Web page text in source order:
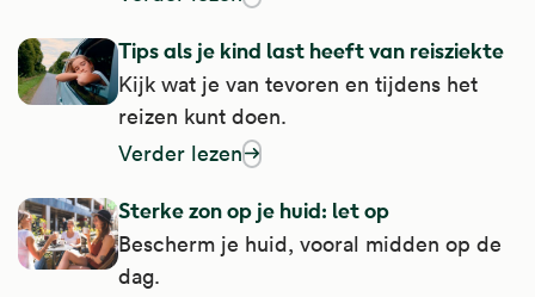
Tips als je kind last heeft van reisziekte
Kijk wat je van tevoren en tijdens het
reizen kunt doen.
Verder lezen
over tips als je kind last heeft van
Sterke zon op je huid: let op
Bescherm je huid, vooral midden op de
dag.